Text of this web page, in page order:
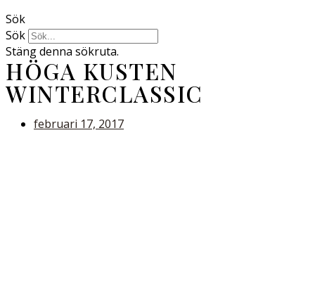
Sök
Sök
Stäng denna sökruta.
HÖGA KUSTEN
WINTERCLASSIC
februari 17, 2017